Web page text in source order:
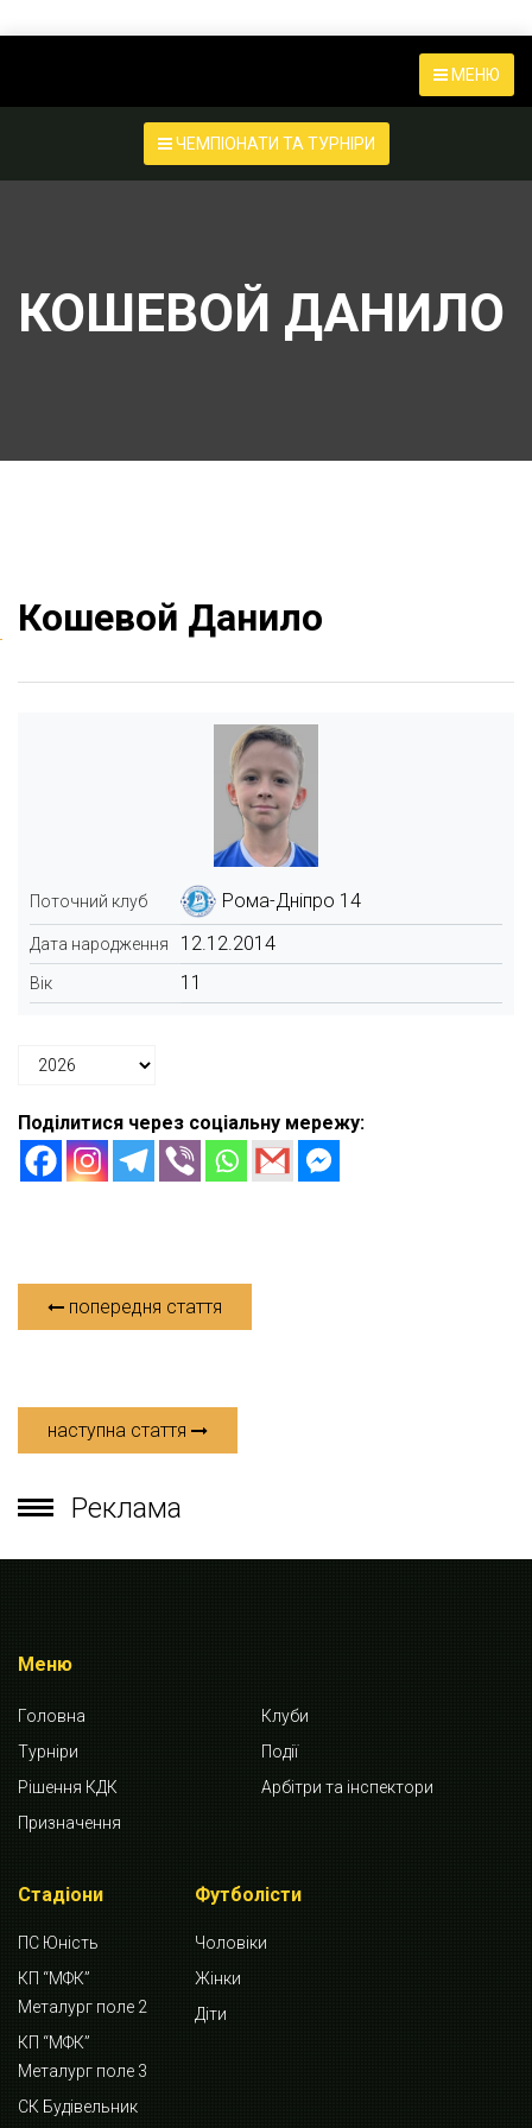
МЕНЮ
ЧЕМПІОНАТИ ТА ТУРНІРИ
КОШЕВОЙ ДАНИЛО
Кошевой Данило
Поточний клуб Рома-Дніпро 14
Дата народження 12.12.2014
Вік 11
Поділитися через соціальну мережу:
попередня стаття
наступна стаття
Реклама
Меню
Головна
Клуби
Турніри
Події
Рішення КДК
Арбітри та інспектори
Призначення
Стадіони
ПС Юність
КП “МФК”
Металург поле 2
КП “МФК”
Металург поле 3
СК Будівельник
Футболісти
Чоловіки
Жінки
Діти